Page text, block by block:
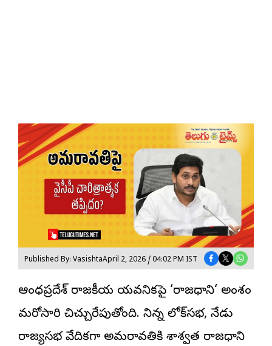
Published By: VasishtaApril 2, 2026 / 04:02 PM IST
ఆంధ్రప్రదేశ్ రాజకీయ యవనికపై ‘రాజధాని‘ అంశం
మరోసారి చిచ్చురేపుతోంది. నిన్న లోక్‌సభ, నేడు
రాజ్యసభ వేదికగా అమరావతికి శాశ్వత రాజధాని